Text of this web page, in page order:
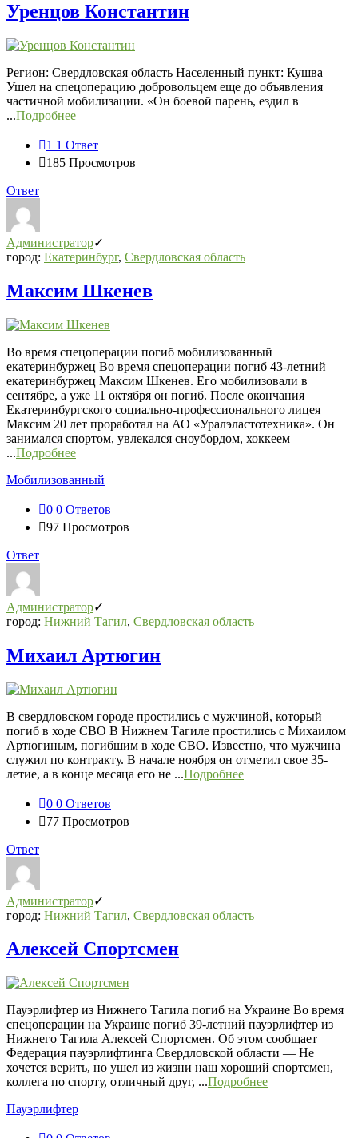
Уренцов Константин
Регион: Свердловская область Населенный пункт: Кушва
Ушел на спецоперацию добровольцем еще до объявления
частичной мобилизации. «Он боевой парень, ездил в
...Подробнее
1 1 Ответ
185 Просмотров
Ответ
Администратор
город: Екатеринбург, Свердловская область
Максим Шкенев
Во время спецоперации погиб мобилизованный
екатеринбуржец Во время спецоперации погиб 43-летний
екатеринбуржец Максим Шкенев. Его мобилизовали в
сентябре, а уже 11 октября он погиб. После окончания
Екатеринбургского социально-профессионального лицея
Максим 20 лет проработал на АО «Уралэластотехника». Он
занимался спортом, увлекался сноубордом, хоккеем
...Подробнее
Мобилизованный
0 0 Ответов
97 Просмотров
Ответ
Администратор
город: Нижний Тагил, Свердловская область
Михаил Артюгин
В свердловском городе простились с мужчиной, который
погиб в ходе СВО В Нижнем Тагиле простились с Михаилом
Артюгиным, погибшим в ходе СВО. Известно, что мужчина
служил по контракту. В начале ноября он отметил свое 35-
летие, а в конце месяца его не ...Подробнее
0 0 Ответов
77 Просмотров
Ответ
Администратор
город: Нижний Тагил, Свердловская область
Алексей Спортсмен
Пауэрлифтер из Нижнего Тагила погиб на Украине Во время
спецоперации на Украине погиб 39-летний пауэрлифтер из
Нижнего Тагила Алексей Спортсмен. Об этом сообщает
Федерация пауэрлифтинга Свердловской области — Не
хочется верить, но ушел из жизни наш хороший спортсмен,
коллега по спорту, отличный друг, ...Подробнее
Пауэрлифтер